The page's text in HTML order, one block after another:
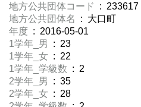
地方公共団体コード
: 233617
地方公共団体名
: 大口町
年度 : 2016-05-01
1学年_男
: 23
1学年_女 : 22
1学年_学級数 : 2
2学年_男
: 35
2学年_女 : 28